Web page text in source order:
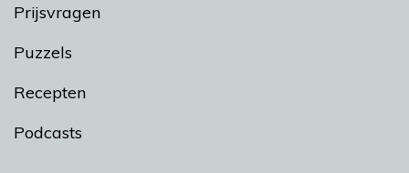
Prijsvragen
Puzzels
Recepten
Podcasts